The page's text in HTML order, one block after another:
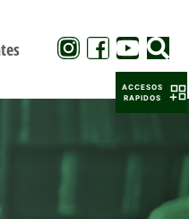
ACCESOS
RAPIDOS